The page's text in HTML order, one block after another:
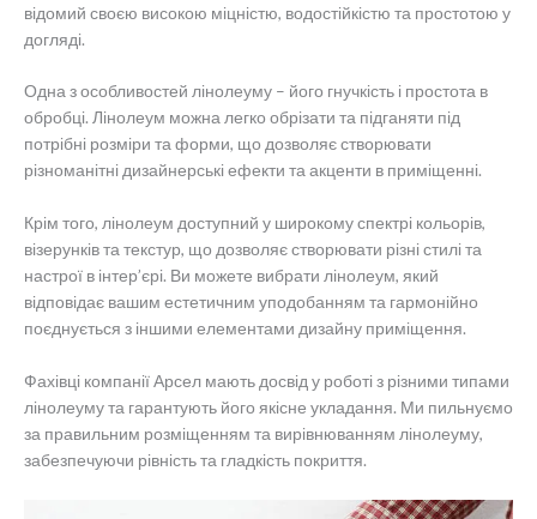
відомий своєю високою міцністю, водостійкістю та простотою у
догляді.
Одна з особливостей лінолеуму – його гнучкість і простота в
обробці. Лінолеум можна легко обрізати та підганяти під
потрібні розміри та форми, що дозволяє створювати
різноманітні дизайнерські ефекти та акценти в приміщенні.
Крім того, лінолеум доступний у широкому спектрі кольорів,
візерунків та текстур, що дозволяє створювати різні стилі та
настрої в інтер’єрі. Ви можете вибрати лінолеум, який
відповідає вашим естетичним уподобанням та гармонійно
поєднується з іншими елементами дизайну приміщення.
Фахівці компанії Арсел мають досвід у роботі з різними типами
лінолеуму та гарантують його якісне укладання. Ми пильнуємо
за правильним розміщенням та вирівнюванням лінолеуму,
забезпечуючи рівність та гладкість покриття.